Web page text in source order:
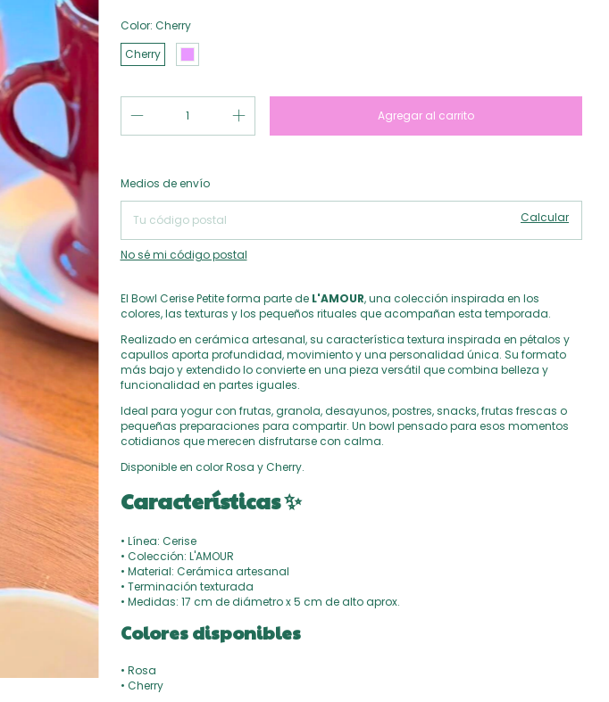
Color: Cherry
Cherry
Entregas para el CP:
Medios de envío
Calcular
No sé mi código postal
El Bowl Cerise Petite forma parte de L'AMOUR, una colección inspirada en los
colores, las texturas y los pequeños rituales que acompañan esta temporada.
Realizado en cerámica artesanal, su característica textura inspirada en pétalos y
capullos aporta profundidad, movimiento y una personalidad única. Su formato
más bajo y extendido lo convierte en una pieza versátil que combina belleza y
funcionalidad en partes iguales.
Ideal para yogur con frutas, granola, desayunos, postres, snacks, frutas frescas o
pequeñas preparaciones para compartir. Un bowl pensado para esos momentos
cotidianos que merecen disfrutarse con calma.
Disponible en color Rosa y Cherry.
Características ✨
• Línea: Cerise
• Colección: L'AMOUR
• Material: Cerámica artesanal
• Terminación texturada
• Medidas: 17 cm de diámetro x 5 cm de alto aprox.
Colores disponibles
• Rosa
• Cherry